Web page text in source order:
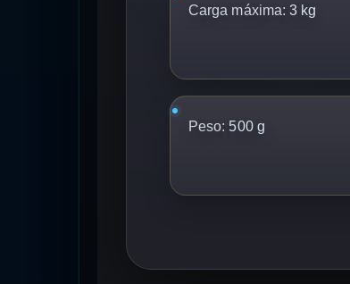
Carga máxima: 3 kg
Peso: 500 g